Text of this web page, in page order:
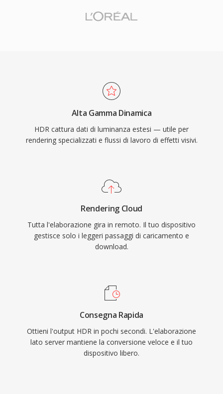
Alta Gamma Dinamica
HDR cattura dati di luminanza estesi — utile per
rendering specializzati e flussi di lavoro di effetti visivi.
Rendering Cloud
Tutta l'elaborazione gira in remoto. Il tuo dispositivo
gestisce solo i leggeri passaggi di caricamento e
download.
Consegna Rapida
Ottieni l'output HDR in pochi secondi. L'elaborazione
lato server mantiene la conversione veloce e il tuo
dispositivo libero.